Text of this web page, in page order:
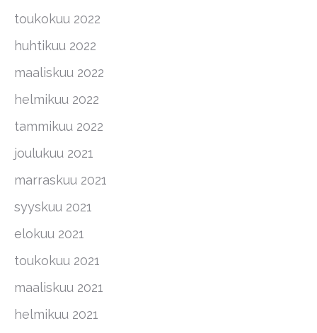
toukokuu 2022
huhtikuu 2022
maaliskuu 2022
helmikuu 2022
tammikuu 2022
joulukuu 2021
marraskuu 2021
syyskuu 2021
elokuu 2021
toukokuu 2021
maaliskuu 2021
helmikuu 2021